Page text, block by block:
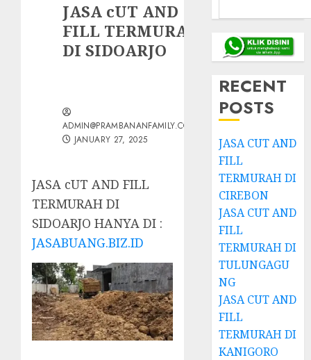
JASA cUT AND
FILL TERMURAH
DI SIDOARJO
ADMIN@PRAMBANANFAMILY.COM
JANUARY 27, 2025
JASA cUT AND FILL
TERMURAH DI
SIDOARJO HANYA DI :
JASABUANG.BIZ.ID
RECENT
POSTS
JASA CUT AND
FILL
TERMURAH DI
CIREBON
JASA CUT AND
FILL
TERMURAH DI
TULUNGAGU
NG
JASA CUT AND
FILL
TERMURAH DI
KANIGORO